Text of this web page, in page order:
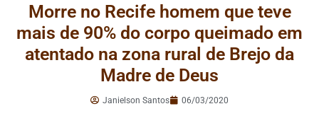
Morre no Recife homem que teve
mais de 90% do corpo queimado em
atentado na zona rural de Brejo da
Madre de Deus
Janielson Santos 06/03/2020